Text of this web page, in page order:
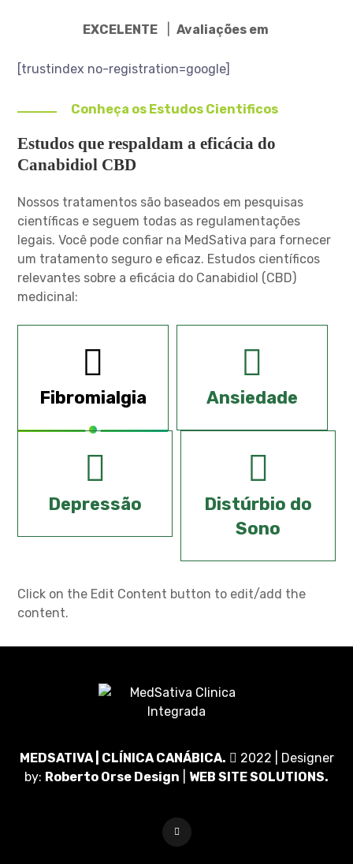
EXCELENTE Avaliações em
[trustindex no-registration=google]
Conheça os Estudos Cientificos
Estudos que respaldam a eficácia do
Canabidiol CBD
Nossos tratamentos são baseados em pesquisas
científicas e seguem todas as regulamentações
legais. Você pode confiar na MedSativa para fornecer
um tratamento seguro e eficaz. Estudos científicos
relevantes sobre a eficácia do Canabidiol (CBD)
medicinal:
Fibromialgia Ansiedade
Depressão
Distúrbio do
Sono
Click on the Edit Content button to edit/add the
content.
MEDSATIVA | CLÍNICA CANÁBICA.
2022 | Designer
by: Roberto Orse Design WEB SITE SOLUTIONS.